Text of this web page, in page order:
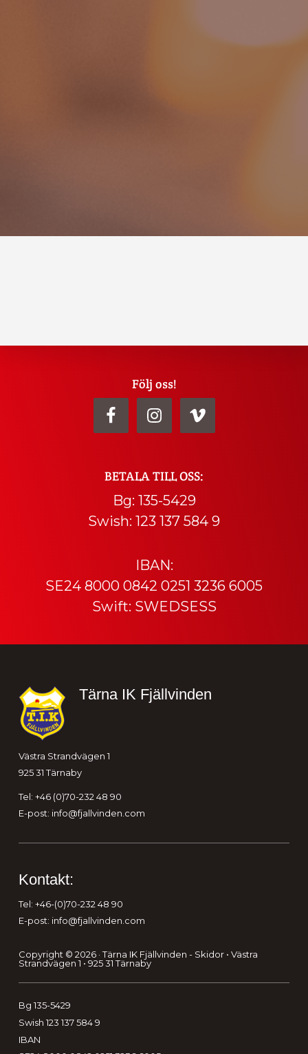
Följ oss!
BETALA TILL OSS:
Bg: 135-5429
Swish: 123 137 584 9
IBAN:
SE24 8000 0842 0251 3236 6005
Swift: SWEDSESS
SidfotTärna IK Fjällvinden
Västra Strandvägen 1
925 31 Tärnaby
Tel: +46 (0)70-232 48 90
E-post: info@fjallvinden.com
Kontakt:
Tel: +46-(0)70-232 48 90
E-post: info@fjallvinden.com
Copyright © 2026 · Tärna IK Fjällvinden - Skidor • Västra
Strandvägen 1 • 925 31 Tärnaby
Bg 135-5429
Swish 123 137 584 9
IBAN